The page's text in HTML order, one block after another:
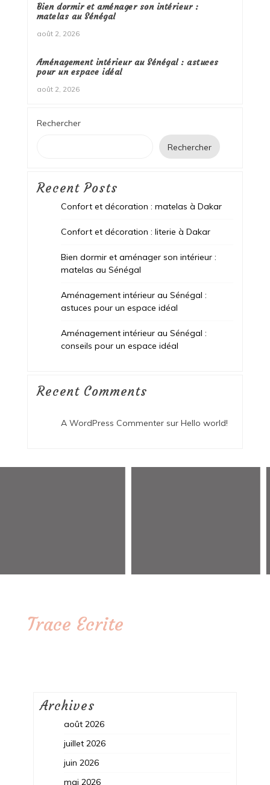
Bien dormir et aménager son intérieur :
matelas au Sénégal
août 2, 2026
Aménagement intérieur au Sénégal : astuces
pour un espace idéal
août 2, 2026
Rechercher
Rechercher
Recent Posts
Confort et décoration : matelas à Dakar
Confort et décoration : literie à Dakar
Bien dormir et aménager son intérieur :
matelas au Sénégal
Aménagement intérieur au Sénégal :
astuces pour un espace idéal
Aménagement intérieur au Sénégal :
conseils pour un espace idéal
Recent Comments
A WordPress Commentersur Hello world!
Trace Ecrite
Archives
août 2026
juillet 2026
juin 2026
mai 2026